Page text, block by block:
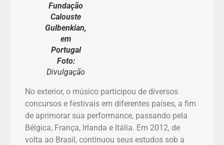
Fundação
Calouste
Gulbenkian,
em
Portugal
Foto:
Divulgação
No exterior, o músico participou de diversos
concursos e festivais em diferentes países, a fim
de aprimorar sua performance, passando pela
Bélgica, França, Irlanda e Itália. Em 2012, de
volta ao Brasil, continuou seus estudos sob a